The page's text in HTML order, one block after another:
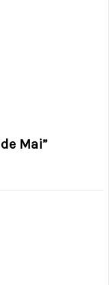
Mai”